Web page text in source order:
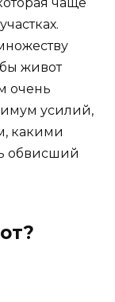
чаще
живот
очень
усилий,
какими
обвисший